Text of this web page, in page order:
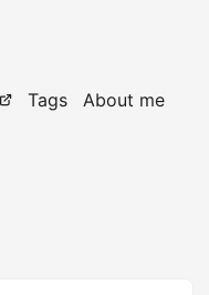
Tags About me